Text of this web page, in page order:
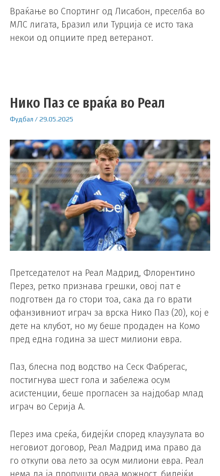
Враќање во Спортинг од Лисабон, преселба во
МЛС лигата, Бразил или Турција се исто така
некои од опциите пред ветеранот.
Нико Паз се враќа во Реал
Фудбал /29.05.2025
Претседателот на Реал Мадрид, Флорентино
Перез, ретко признава грешки, овој пат е
подготвен да го стори тоа, сака да го врати
офанзивниот играч за врска Нико Паз (20), кој е
дете на клубот, но му беше продаден на Комо
пред една година за шест милиони евра.
Паз, блесна под водство на Сеск Фабрегас,
постигнува шест гола и забележа осум
асистенции, беше прогласен за најдобар млад
играч во Серија А.
Перез има среќа, бидејќи според клаузулата во
неговиот договор, Реал Мадрид има право да
го откупи ова лето за осум милиони евра. Реал